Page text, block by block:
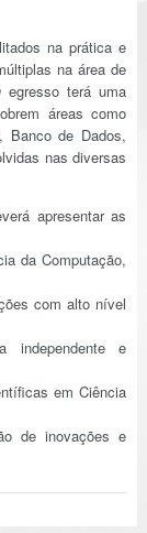
na prática e
na área de
egresso terá uma
áreas como
Banco de Dados,
nas diversas
apresentar as
da Computação,
com alto nível
independente e
em Ciência
de inovações e